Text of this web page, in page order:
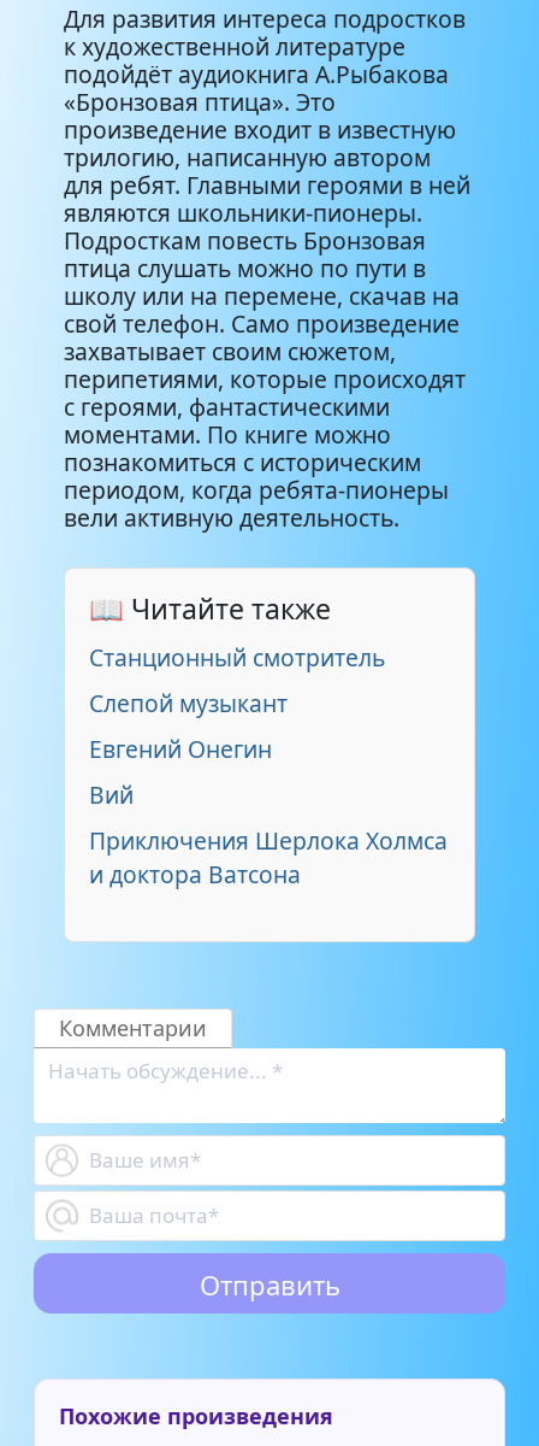
Для развития интереса подростков
к художественной литературе
подойдёт аудиокнига А.Рыбакова
«Бронзовая птица». Это
произведение входит в известную
трилогию, написанную автором
для ребят. Главными героями в ней
являются школьники-пионеры.
Подросткам повесть Бронзовая
птица слушать можно по пути в
школу или на перемене, скачав на
свой телефон. Само произведение
захватывает своим сюжетом,
перипетиями, которые происходят
с героями, фантастическими
моментами. По книге можно
познакомиться с историческим
периодом, когда ребята-пионеры
вели активную деятельность.
📖 Читайте также
Станционный смотритель
Слепой музыкант
Евгений Онегин
Вий
Приключения Шерлока Холмса
и доктора Ватсона
Комментарии
Похожие произведения